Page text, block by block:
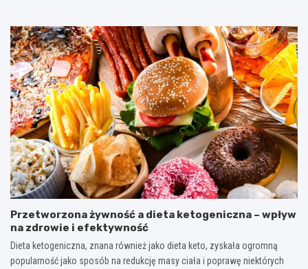
Przetworzona żywność a dieta ketogeniczna – wpływ
na zdrowie i efektywność
Dieta ketogeniczna, znana również jako dieta keto, zyskała ogromną
popularność jako sposób na redukcję masy ciała i poprawę niektórych